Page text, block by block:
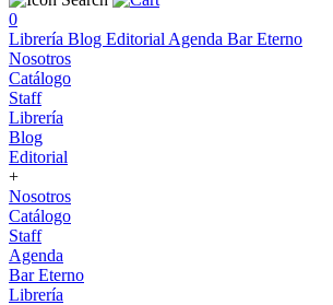
0
Librería Blog Editorial Agenda Bar Eterno
Nosotros
Catálogo
Staff
Librería
Blog
Editorial
+
Nosotros
Catálogo
Staff
Agenda
Bar Eterno
Librería